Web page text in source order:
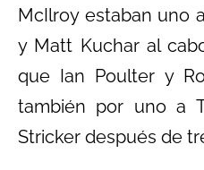
McIlroy estaban uno
y Matt Kuchar al
que Ian Poulter y
también por uno a
Stricker después de